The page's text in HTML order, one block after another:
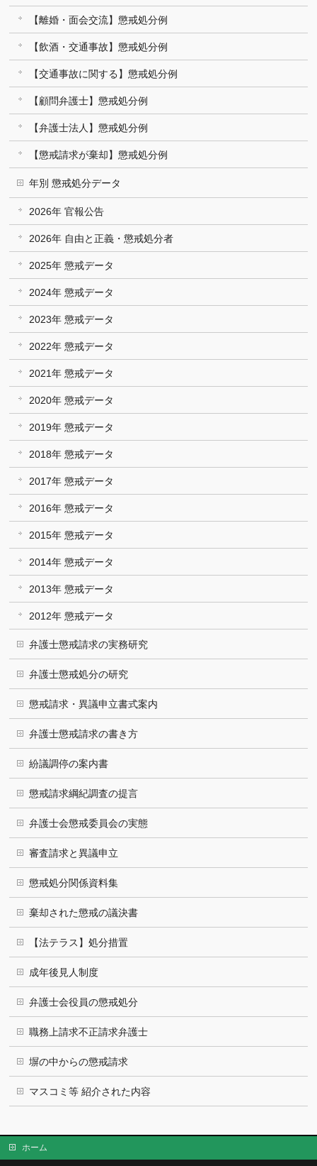
【離婚・面会交流】懲戒処分例
【飲酒・交通事故】懲戒処分例
【交通事故に関する】懲戒処分例
【顧問弁護士】懲戒処分例
【弁護士法人】懲戒処分例
【懲戒請求が棄却】懲戒処分例
年別 懲戒処分データ
2026年 官報公告
2026年 自由と正義・懲戒処分者
2025年 懲戒データ
2024年 懲戒データ
2023年 懲戒データ
2022年 懲戒データ
2021年 懲戒データ
2020年 懲戒データ
2019年 懲戒データ
2018年 懲戒データ
2017年 懲戒データ
2016年 懲戒データ
2015年 懲戒データ
2014年 懲戒データ
2013年 懲戒データ
2012年 懲戒データ
弁護士懲戒請求の実務研究
弁護士懲戒処分の研究
懲戒請求・異議申立書式案内
弁護士懲戒請求の書き方
紛議調停の案内書
懲戒請求綱紀調査の提言
弁護士会懲戒委員会の実態
審査請求と異議申立
懲戒処分関係資料集
棄却された懲戒の議決書
【法テラス】処分措置
成年後見人制度
弁護士会役員の懲戒処分
職務上請求不正請求弁護士
塀の中からの懲戒請求
マスコミ等 紹介された内容
ホーム